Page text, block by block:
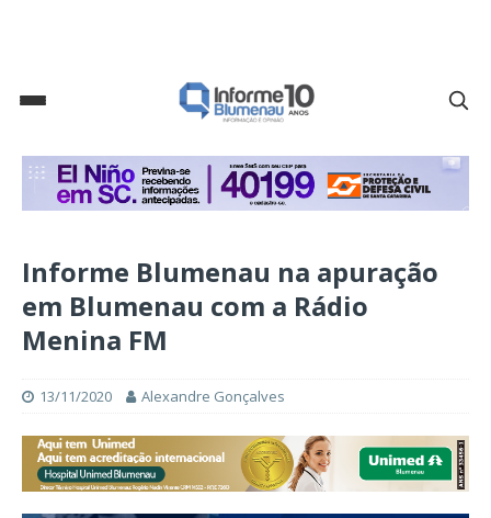
Informe Blumenau na apuração
em Blumenau com a Rádio
Menina FM
13/11/2020 Alexandre Gonçalves